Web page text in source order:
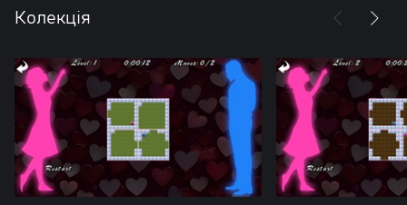
Колекція